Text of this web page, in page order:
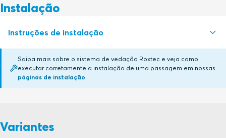
FRAME
Autoridade de certificação
CSA
KTL Korea Testing Laboratory
SGS
Instalação
Instruções de instalação
FRAMES Ex (en) PDF
Saiba mais sobre o sistema de vedação Roxtec e veja como
executar corretamente a instalação de uma passagem em nossas
páginas de instalação.
Variantes